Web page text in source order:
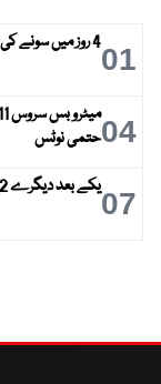
014 روز میں سونے کی قیمت میں بڑا اضافہ
04حتمی نوٹس
07یکے بعد دیگرے 2 ہیلی کاپٹر گر کر تباہ؛ متعدد ہلاکتیں